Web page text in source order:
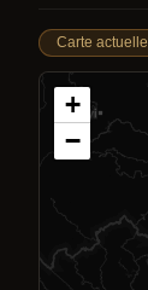
Carte actuelle
+
−